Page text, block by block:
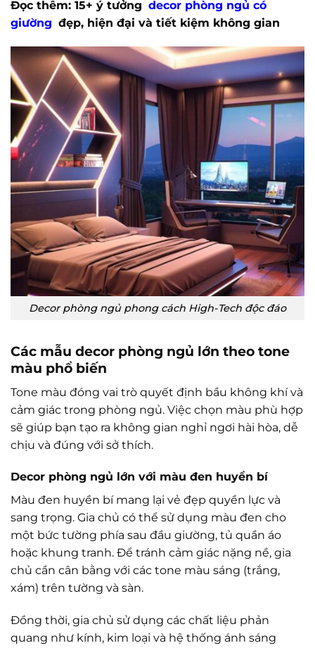
Đọc thêm: 15+ ý tưởng decor phòng ngủ có
giường đẹp, hiện đại và tiết kiệm không gian
Decor phòng ngủ phong cách High-Tech độc đáo
Các mẫu decor phòng ngủ lớn theo tone
màu phổ biến
Tone màu đóng vai trò quyết định bầu không khí và
cảm giác trong phòng ngủ. Việc chọn màu phù hợp
sẽ giúp bạn tạo ra không gian nghỉ ngơi hài hòa, dễ
chịu và đúng với sở thích.
Decor phòng ngủ lớn với màu đen huyền bí
Màu đen huyền bí mang lại vẻ đẹp quyền lực và
sang trọng. Gia chủ có thể sử dụng màu đen cho
một bức tường phía sau đầu giường, tủ quần áo
hoặc khung tranh. Để tránh cảm giác nặng nề, gia
chủ cần cân bằng với các tone màu sáng (trắng,
xám) trên tường và sàn.
Đồng thời, gia chủ sử dụng các chất liệu phản
quang như kính, kim loại và hệ thống ánh sáng